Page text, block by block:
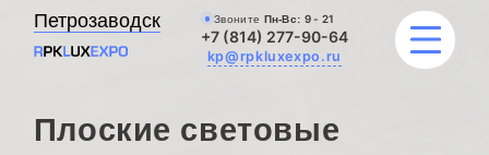
Петрозаводск Звоните Пн-Вс: 9 - 21
+7 (814) 277-90-64
kp@rpkluxexpo.ru
Плоские световые